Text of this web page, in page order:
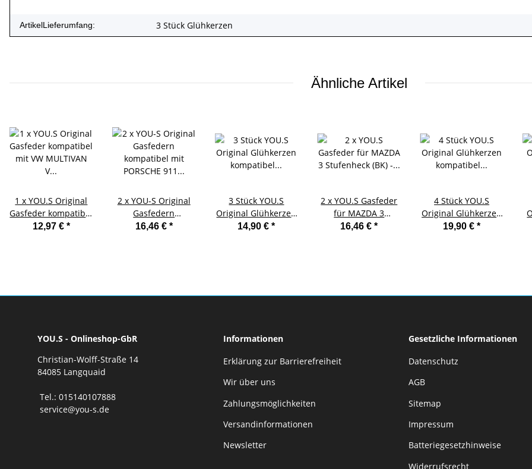
ArtikelLieferumfang: 3 Stück Glühkerzen
Ähnliche Artikel
1 x YOU.S Original
Gasfeder kompatibel
mit VW MULTIVAN V
12,97 € *
2 x YOU-S Original
Gasfedern
kompatibel mit
16,46 € *
3 Stück YOU.S
Original Glühkerzen
kompatibel mit AUDI
14,90 €*
2 x YOU.S Gasfeder
für MAZDA 3
Stufenheck (BK) -
16,46 €*
4 Stück YOU.S
Original Glühkerzen
kompatibel mit
19,90 €*
YOU.S - Onlineshop-GbR
Christian-Wolff-Straße 14
84085 Langquaid
Tel.: 015140107888
service@you-s.de
Informationen
Erklärung zur Barrierefreiheit
Wir über uns
Zahlungsmöglichkeiten
Versandinformationen
Newsletter
Gesetzliche Informationen
Datenschutz
AGB
Sitemap
Impressum
Batteriegesetzhinweise
Widerrufsrecht